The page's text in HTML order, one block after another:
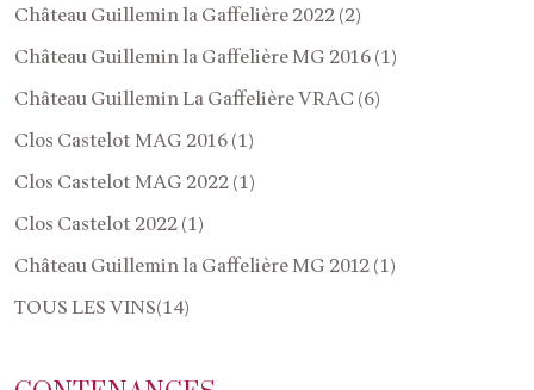
Château Guillemin la Gaffelière 2022 (2)
Château Guillemin la Gaffelière MG 2016 (1)
Château Guillemin La Gaffelière VRAC (6)
Clos Castelot MAG 2016 (1)
Clos Castelot MAG 2022 (1)
Clos Castelot 2022 (1)
Château Guillemin la Gaffelière MG 2012 (1)
TOUS LES VINS(14)